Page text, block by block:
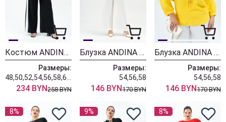
Костюм ANDINA 963
Размеры:
234 BYN258 BYN
Блузка ANDINA 128-1
Размеры:
54,56,58
146 BYN170 BYN
Блузка ANDINA 128
Размеры:
54,56,58
146 BYN170 BYN
8% 9% 8%